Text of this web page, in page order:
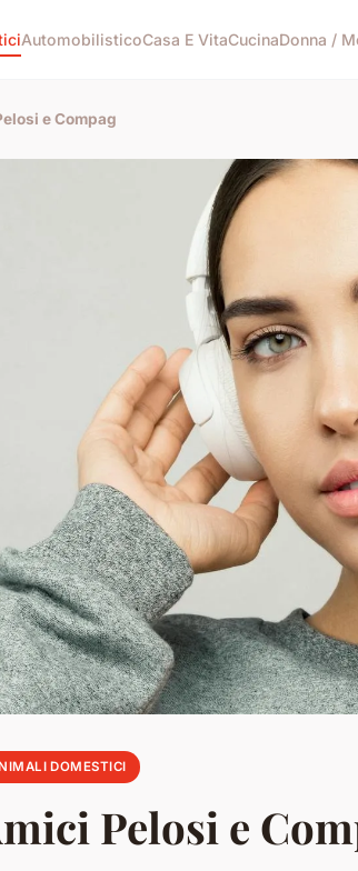
AutomobilisticoCasa E VitaCucinaDonna /
e Compag
DOMESTICI
Pelosi e